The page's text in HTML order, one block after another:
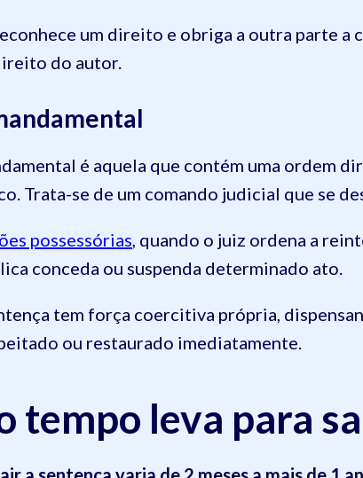
um direito e obriga a outra parte
do autor.
é aquela que contém uma ordem
Trata-se de um comando judicial que se
possessórias, quando o juiz ordena a
conceda ou suspenda determinado ato.
tem força coercitiva própria,
ou restaurado imediatamente.
tempo leva para